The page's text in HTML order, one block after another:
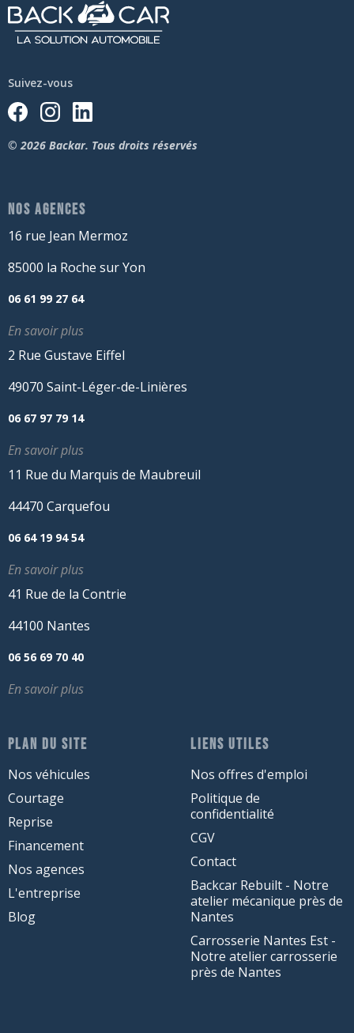
Suivez-vous
© 2026 Backar. Tous droits réservés
NOS AGENCES
16 rue Jean Mermoz
85000 la Roche sur Yon
06 61 99 27 64
En savoir plus
2 Rue Gustave Eiffel
49070 Saint-Léger-de-Linières
06 67 97 79 14
En savoir plus
11 Rue du Marquis de Maubreuil
44470 Carquefou
06 64 19 94 54
En savoir plus
41 Rue de la Contrie
44100 Nantes
06 56 69 70 40
En savoir plus
PLAN DU SITE
Nos véhicules
Courtage
Reprise
Financement
Nos agences
L'entreprise
Blog
LIENS UTILES
Nos offres d'emploi
Politique de
confidentialité
CGV
Contact
Backcar Rebuilt - Notre
atelier mécanique près de
Nantes
Carrosserie Nantes Est -
Notre atelier carrosserie
près de Nantes